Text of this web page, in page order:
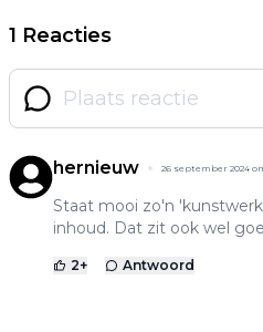
1 Reacties
hernieuw 26 september 2024
Staat mooi zo'n
inhoud. Dat zit ook wel
2+ Antwoord